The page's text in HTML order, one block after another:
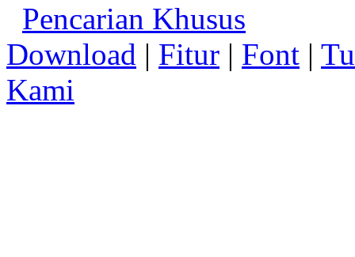
Pencarian Khusus
Download | Fitur | Font |
Kami